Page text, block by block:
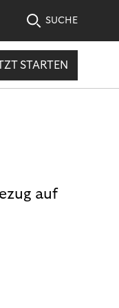
SUCHE
STARTEN
auf